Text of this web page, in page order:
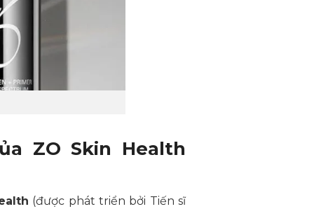
ZO Skin Health
(được phát triển bởi Tiến sĩ